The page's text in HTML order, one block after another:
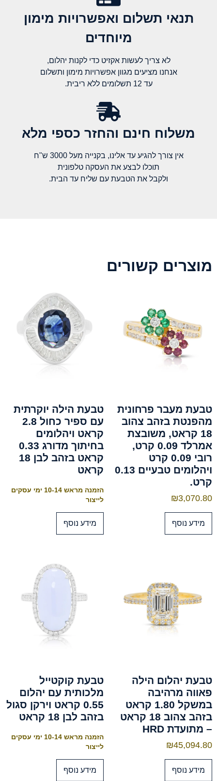
תנאי תשלום ואפשרויות מימון
מיוחדים
לא צריך לעשות אקזיט כדי לקנות יהלום,
אנחנו מציעים מגוון אפשרויות מימון ותשלום
עד 12 תשלומים ללא ריבית.
משלוח חינם והחזר כספי מלא​
אין צורך להגיע עד אלינו, בקנייה מעל 3000 ש"ח
תוכלו לבצע את העסקה טלפונית
ולקבל את הטבעת עם שליח עד הבית.
מוצרים קשורים
טבעת מעבר פרחונית
מהפנטת בזהב צהוב
18 קראט, משובצת
אמרלד 0.09 קרט,
רובי 0.09 קרט
ויהלומים טבעיים 0.13
קרט.
₪3,070.80
מידע נוסף
טבעת הילה יוקרתית
עם ספיר כחול 2.8
קראט ויהלומים
בחיתוך מדורג 0.33
קראט בזהב לבן 18
קראט
הזמנה מראש 10-14 ימי עסקים
לייצור
מידע נוסף
טבעת יהלום הילה
פאווה מרהיבה
במשקל 1.80 קראט
בזהב צהוב 18 קראט
– מתועדת HRD
₪45,094.80
מידע נוסף
טבעת קוקטייל
מלכותית עם יהלום
0.55 קראט וירקן סגול
בזהב לבן 18 קראט
הזמנה מראש 10-14 ימי עסקים
לייצור
מידע נוסף